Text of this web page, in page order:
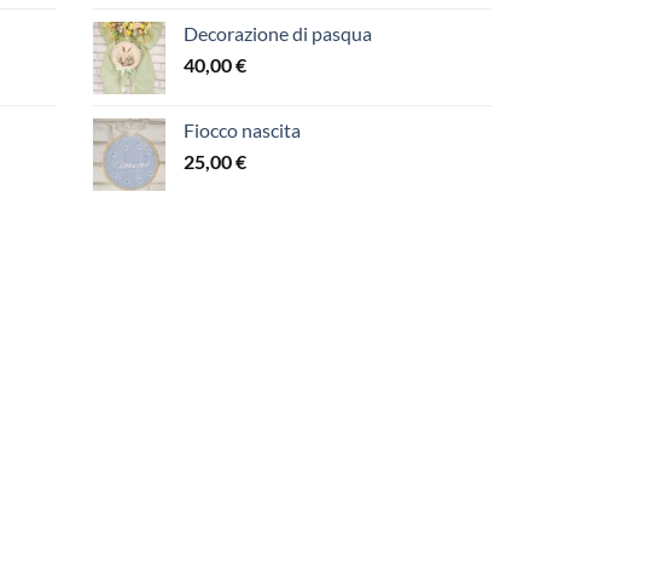
Decorazione di pasqua
40,00€
Fiocco nascita
25,00€